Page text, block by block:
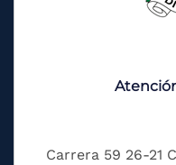
Carrera 59 26-21